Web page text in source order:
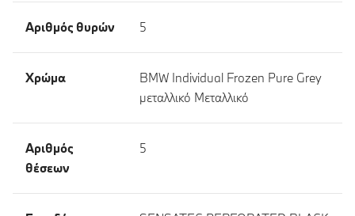
Αριθμός θυρών 5
Χρώμα
BMW Individual Frozen Pure Grey
μεταλλικό Μεταλλικό
Αριθμός
θέσεων
5